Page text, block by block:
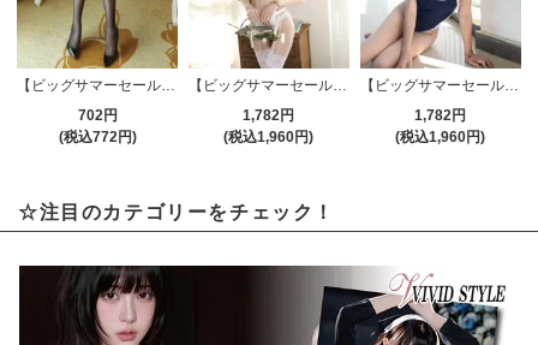
【ビッグサマーセール対象品】ストッキング(STOCKING) 184bk
702円
(税込772円)
【ビッグサマーセール対象品】ガーターランジェリー(GARTER LINGERIE) 342bg
1,782円
(税込1,960円)
【ビッグサマーセール対象品】スイムウェア(SWIMWEAR) 055
1,782円
(税込1,960円)
☆注目のカテゴリーをチェック！